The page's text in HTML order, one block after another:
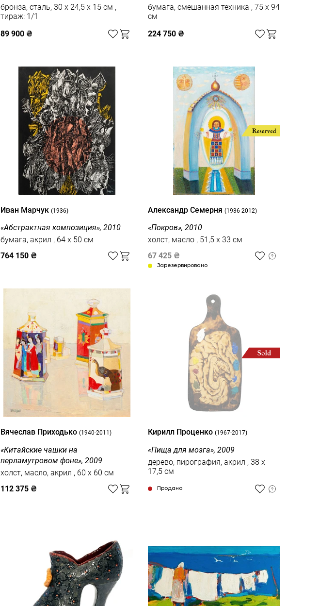
бронза, сталь, 30 х 24,5 х 15 см ,
тираж: 1/1
89 900 ₴
бумага, смешанная техника , 75 x 94
см
224 750 ₴
Иван Марчук(1936)
«Абстрактная композиция», 2010
бумага, акрил , 64 x 50 см
764 150 ₴
Александр Семерня (1936-2012)
«Покров», 2010
холст, масло , 51,5 x 33 см
67 425 ₴
Зарезервировано
Вячеслав Приходько(1940-2011)
«Китайские чашки на
перламутровом фоне», 2009
холст, масло, акрил , 60 x 60 см
112 375 ₴
Кирилл Проценко (1967-2017)
«Пища для мозга», 2009
дерево, пирография, акрил , 38 x
17,5 см
Продано